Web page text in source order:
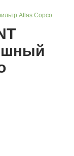
Atlas Copco